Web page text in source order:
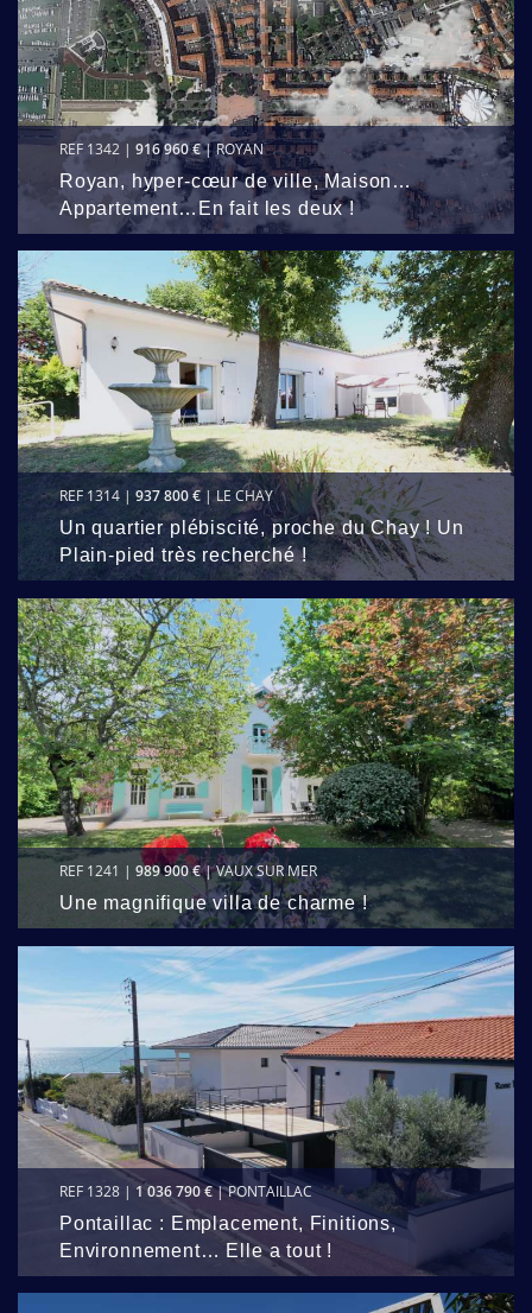
REF 1342 | 916 960 €| ROYAN
Royan, hyper-cœur de ville, Maison…
Appartement…En fait les deux !
REF 1314 | 937 800 €| LE CHAY
Un quartier plébiscité, proche du Chay ! Un
Plain-pied très recherché !
REF 1241 | 989 900 €| VAUX SUR MER
Une magnifique villa de charme !
REF 1328 | 1 036 790 €| PONTAILLAC
Pontaillac : Emplacement, Finitions,
Environnement… Elle a tout !